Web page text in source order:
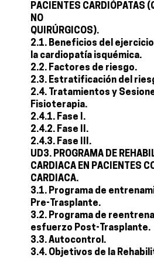
PACIENTES CARDIÓPATAS
NO
QUIRÚRGICOS).
2.1. Beneficios del
la cardiopatía isquémica.
2.2. Factores de riesgo.
2.3. Estratificación del
2.4. Tratamientos y
Fisioterapia.
2.4.1. Fase I.
2.4.2. Fase II.
2.4.3. Fase III.
UD3. PROGRAMA DE
CARDIACA EN PACIENTES
CARDIACA.
3.1. Programa de
Pre-Trasplante.
3.2. Programa de
esfuerzo Post-Trasplante.
3.3. Autocontrol.
3.4. Objetivos de la